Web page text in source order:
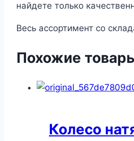
найдете только
Весь ассортимент со
Похожие
Колесо